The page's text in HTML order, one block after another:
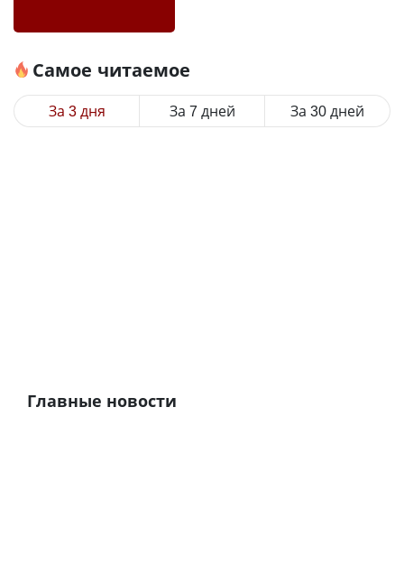
Самое читаемое
За 3 дня За 7 дней За 30 дней
Главные новости